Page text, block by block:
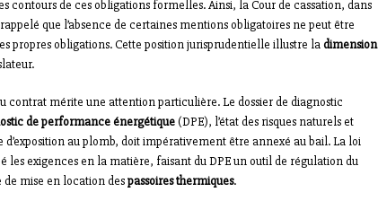
contours de ces obligations formelles. Ainsi, la Cour de cassation, dans
rappelé que l’absence de certaines mentions obligatoires ne peut être
propres obligations. Cette position jurisprudentielle illustre ladimension
contrat mérite une attention particulière. Le dossier de diagnostic
de performance énergétique(DPE), l’état des risques naturels et
au plomb, doit impérativement être annexé au bail. La loi
les exigences en la matière, faisant du DPE un outil de régulation du
mise en location despassoires thermiques.